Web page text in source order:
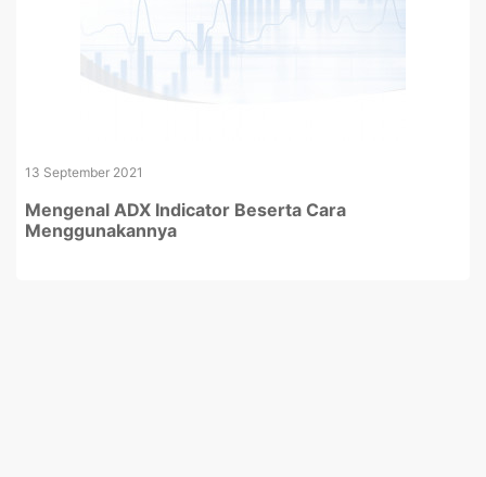
13 September 2021
Mengenal ADX Indicator Beserta Cara
Menggunakannya